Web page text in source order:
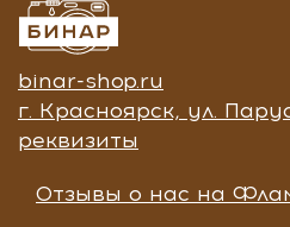
binar-shop.ru
г. Красноярск, ул.
реквизиты
Отзывы о нас на